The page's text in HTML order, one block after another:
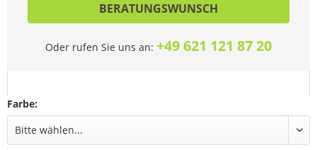
BERATUNGSWUNSCH
Oder rufen Sie uns an: +49 621 121 87 20
Farbe: